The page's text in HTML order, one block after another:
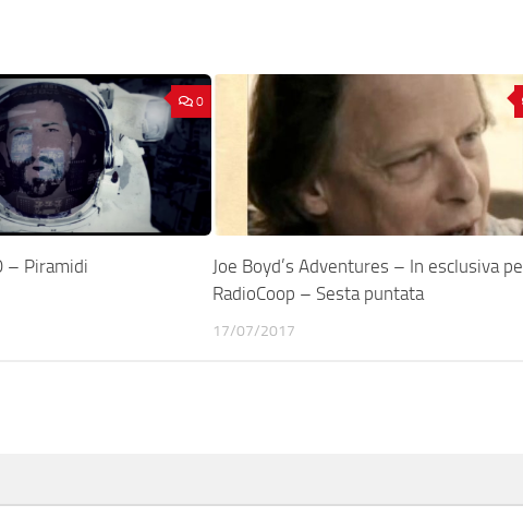
0
– Piramidi
Joe Boyd’s Adventures – In esclusiva
RadioCoop – Sesta puntata
17/07/2017